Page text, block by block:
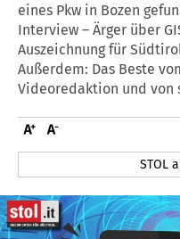
eines Pkw in Bozen
Interview – Ärger über
Auszeichnung für
Außerdem: Das Beste
Videoredaktion und von
STOL